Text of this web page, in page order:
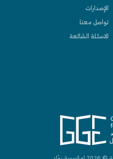
الإصدارات
تواصل معنا
الاسئلة الشائعة